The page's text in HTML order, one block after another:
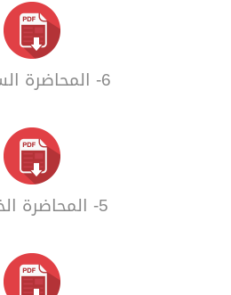
6- المحاضرة السادسة
5- المحاضرة الخامسة